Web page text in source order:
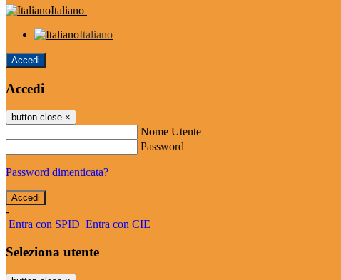
Italiano
Italiano
Accedi
Accedi
button close ×
Nome Utente
Password
Password dimenticata?
-
Entra con SPID Entra con CIE
Seleziona utente